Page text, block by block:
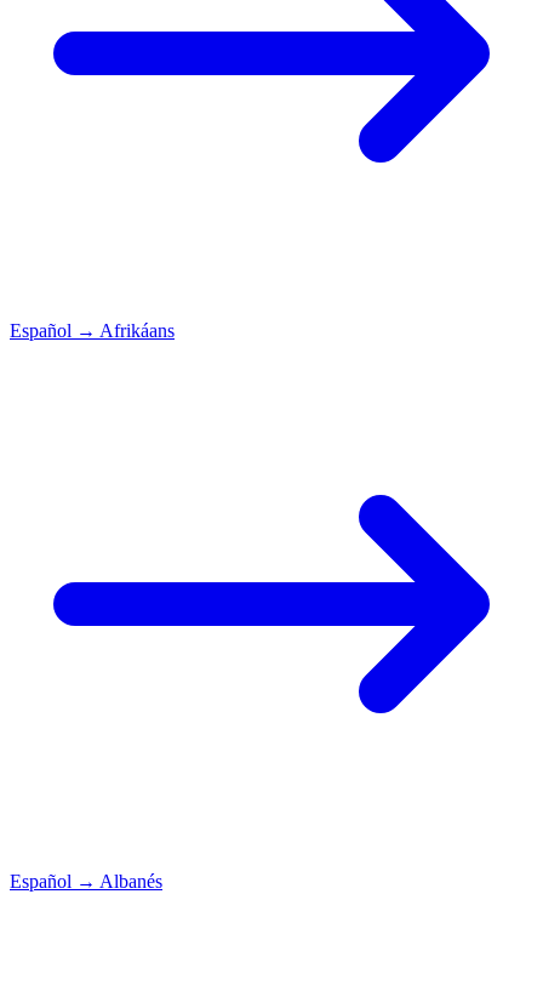
Español → Afrikáans
Español → Albanés